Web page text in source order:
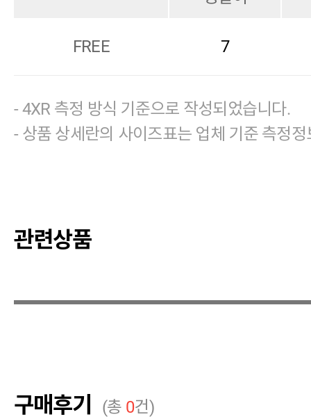
FREE 7
- 4XR 측정 방식 기준으로 작성되었습니다.
- 상품 상세란의 사이즈표는 업체 기준 측정정
관련상품
구매후기 (총 0건)